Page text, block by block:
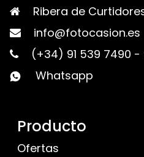
Ribera de
info@fotocasion.es
(+34) 91 539 7490 -
Whatsapp
Producto
Ofertas